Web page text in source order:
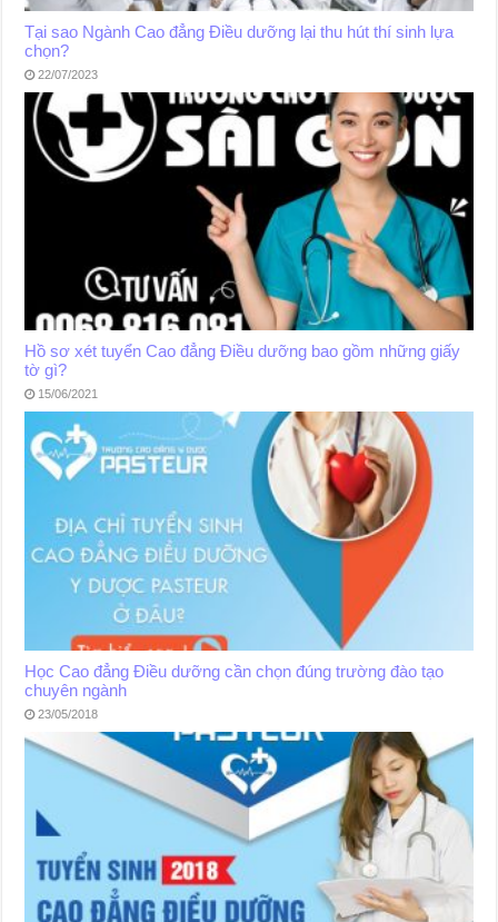
Tại sao Ngành Cao đẳng Điều dưỡng lại thu hút thí sinh lựa
chọn?
22/07/2023
Hồ sơ xét tuyển Cao đẳng Điều dưỡng bao gồm những giấy
tờ gì?
15/06/2021
Học Cao đẳng Điều dưỡng cần chọn đúng trường đào tạo
chuyên ngành
23/05/2018